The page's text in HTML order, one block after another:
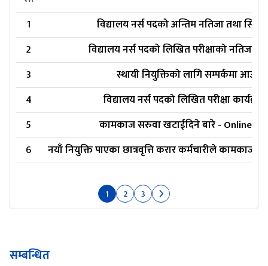
1
विद्यालय नर्स पदको अन्तिम नतिजा तथा
2
विद्यालय नर्स पदको लिखित परीक्षाको नतिजा
3
स्थायी नियुक्तिको लागि सम्पर्कमा आउने
4
विद्यालय नर्स पदको लिखित परीक्षा
5
कामकाज सरुवा खटाईदिने बारे - Online
6
नयाँ नियुक्ति पाएका छात्रवृत्ति करार कर्मचारीले
1 2 3
सम्बन्धित